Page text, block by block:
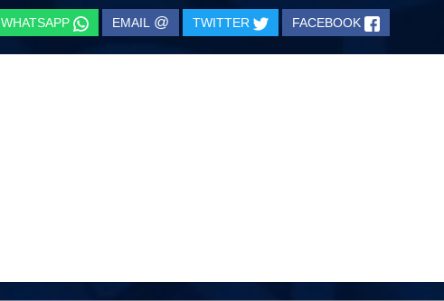
FACEBOOK
TWITTER
@
EMAIL
WHATSAPP